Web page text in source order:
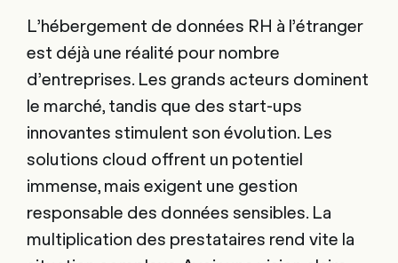
L’hébergement de données RH à l’étranger
est déjà une réalité pour nombre
d’entreprises. Les grands acteurs dominent
le marché, tandis que des start-ups
innovantes stimulent son évolution. Les
solutions cloud offrent un potentiel
immense, mais exigent une gestion
responsable des données sensibles. La
multiplication des prestataires rend vite la